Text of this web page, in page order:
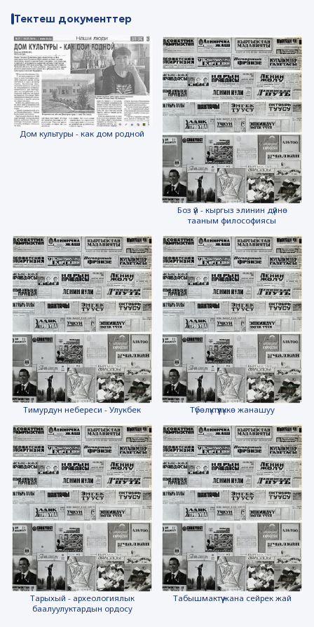
Тектеш документтер
Дом культуры - как дом родной
Боз үй - кыргыз элинин дүйнө
тааным философиясы
Тимурдун небереси - Улукбек Түбөлүктүүлүккө жанашуу
Тарыхый - археологиялык
баалуулуктардын ордосу
Табышмактүү жана сейрек жай